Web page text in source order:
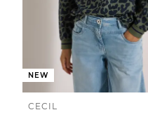
NEW
CECIL